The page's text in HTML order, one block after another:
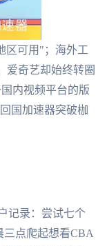
区可用"；海外工
爱奇艺却始终转圈
内视频平台的版
国加速器突破枷
记录：尝试七个
点爬起想看CBA